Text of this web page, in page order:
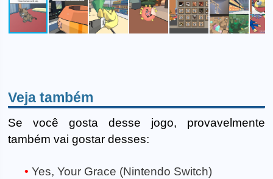
Veja também
Se você gosta desse jogo, provavelmente
também vai gostar desses:
Yes, Your Grace (Nintendo Switch)